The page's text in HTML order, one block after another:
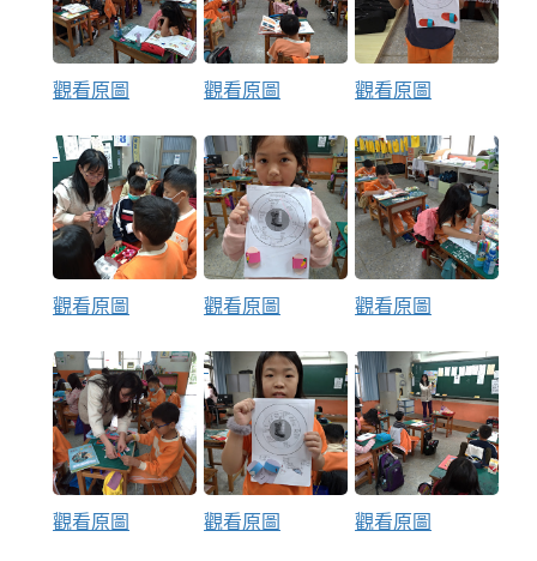
觀看原圖 觀看原圖 觀看原圖
觀看原圖 觀看原圖 觀看原圖
觀看原圖 觀看原圖 觀看原圖